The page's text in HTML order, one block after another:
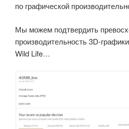
по графической
Мы можем подтвердить
производительность 3D-
Wild Life…